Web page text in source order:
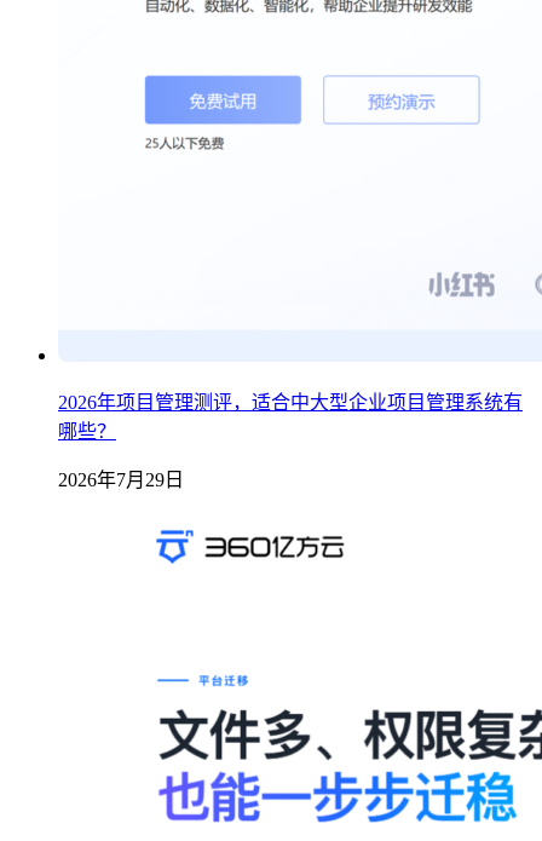
2026年项目管理测评，适合中大型企业项目管理系统有
哪些？
2026年7月29日